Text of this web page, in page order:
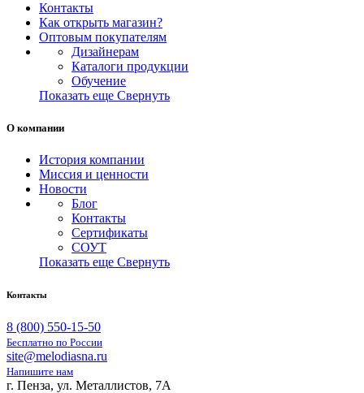
Контакты
Как открыть магазин?
Оптовым покупателям
Дизайнерам
Каталоги продукции
Обучение
Показать еще Свернуть
О компании
История компании
Миссия и ценности
Новости
Блог
Контакты
Сертификаты
СОУТ
Показать еще Свернуть
Контакты
8 (800) 550-15-50
Бесплатно по России
site@melodiasna.ru
Напишите нам
г. Пенза, ул. Металлистов, 7А